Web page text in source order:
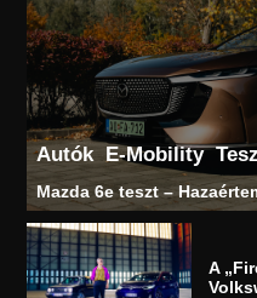
Autók E-Mobility
Mazda 6e teszt –
A